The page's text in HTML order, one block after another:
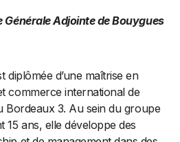
Générale Adjointe de Bouygues
diplômée d’une maîtrise en
commerce international de
Bordeaux 3. Au sein du groupe
ans, elle développe des